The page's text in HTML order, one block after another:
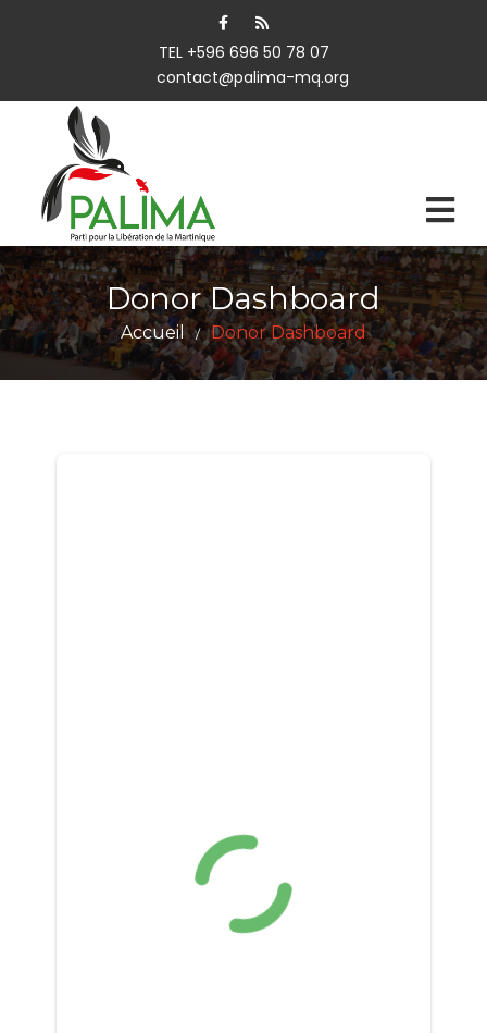
TEL +596 696 50 78 07
contact@palima-mq.org
Donor Dashboard
Accueil / Donor Dashboard